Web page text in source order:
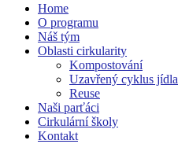
Menu
Home
O programu
Náš tým
Oblasti cirkularity
Kompostování
Uzavřený cyklus jídla
Reuse
Naši parťáci
Cirkulární školy
Kontakt